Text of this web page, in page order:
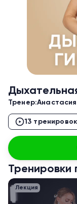
Тренер:
13
Тренировки
Лекция